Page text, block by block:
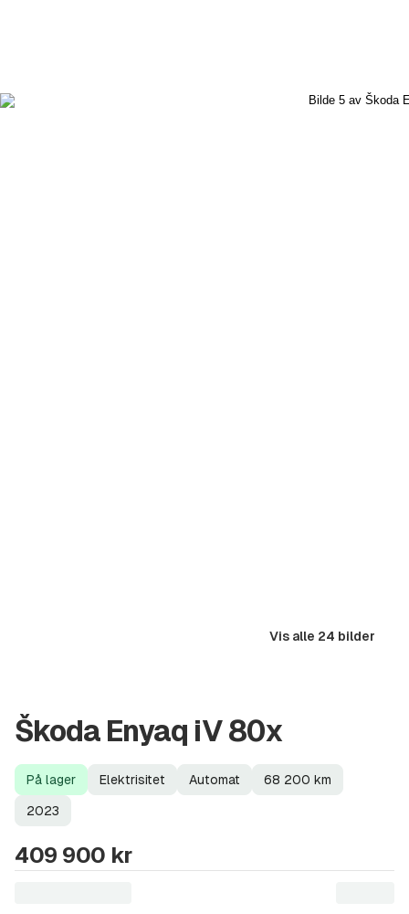
Vis alle 24 bilder
Škoda Enyaq iV 80x
Lagerstatus
På lager
Drivstoff
Elektrisitet
Girkasse
Automat
Kilometerstand
68 200 km
Modellår
2023
409 900 kr